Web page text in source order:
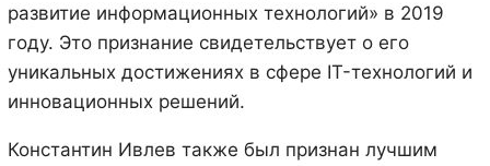
развитие информационных технологий» в 2019
году. Это признание свидетельствует о его
уникальных достижениях в сфере IT-технологий и
инновационных решений.
Константин Ивлев также был признан лучшим